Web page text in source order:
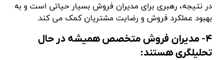
در نتیجه، رهبری برای مدیران فروش بسیار حیاتی است و به
بهبود عملکرد فروش و رضایت مشتریان کمک می کند.
۴- مدیران فروش متخصص همیشه در حال
تحلیلگری هستند: